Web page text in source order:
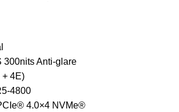
300nits Anti-glare
4E)
4800
4.0×4 NVMe®